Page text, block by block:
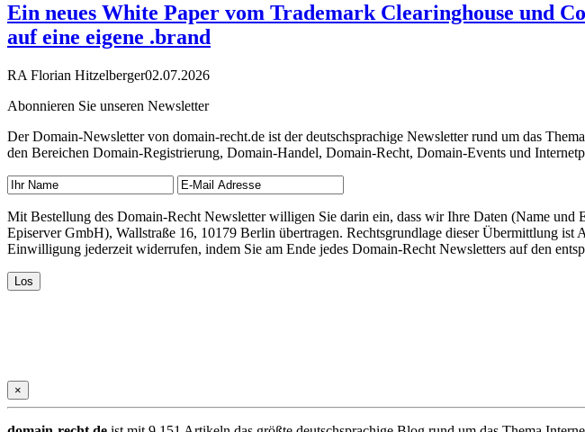
Ein neues White Paper vom Trademark Clearinghouse und
auf eine eigene .brand
RA Florian Hitzelberger02.07.2026
Abonnieren Sie unseren Newsletter
Der Domain-Newsletter von domain-recht.de ist der deutschsprachige Newsletter rund um das
den Bereichen Domain-Registrierung, Domain-Handel, Domain-Recht, Domain-Events und
Mit Bestellung des Domain-Recht Newsletter willigen Sie darin ein, dass wir Ihre Daten (Name
Episerver GmbH), Wallstraße 16, 10179 Berlin übertragen. Rechtsgrundlage dieser Übermittlung
Einwilligung jederzeit widerrufen, indem Sie am Ende jedes Domain-Recht Newsletters auf den
×